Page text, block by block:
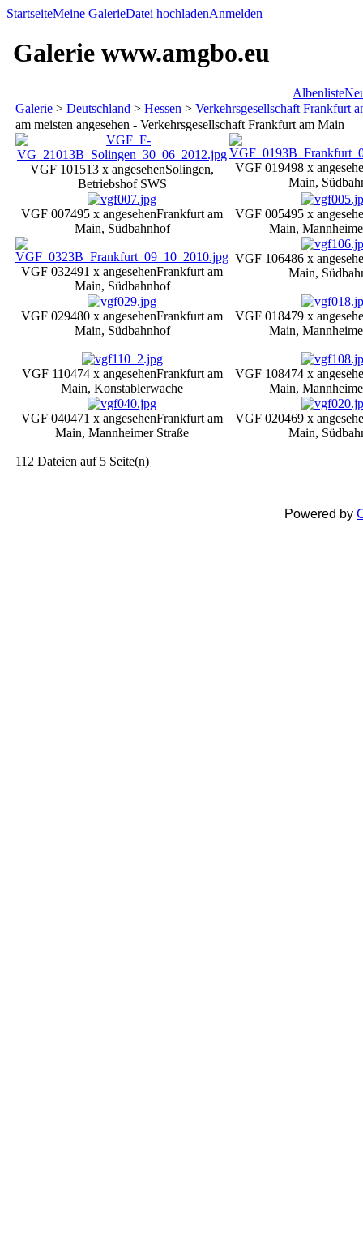
StartseiteMeine GalerieDatei hochladenAnmelden
Galerie www.amgbo.eu
Albenliste
Galerie > Deutschland > Hessen > Verkehrsgesellschaft Frankfurt
am meisten angesehen - Verkehrsgesellschaft Frankfurt am Main
VGF 101 513 x angesehenSolingen,
Betriebshof SWS
VGF 019498 x
Main,
VGF 007495 x angesehenFrankfurt am
Main, Südbahnhof
VGF 005495 x
Main,
VGF 032491 x angesehenFrankfurt am
Main, Südbahnhof
VGF 106486 x
Main,
VGF 029480 x angesehenFrankfurt am
Main, Südbahnhof
VGF 018479 x
Main,
VGF 110474 x angesehenFrankfurt am
Main, Konstablerwache
VGF 108474 x
Main,
VGF 040471 x angesehenFrankfurt am
Main, Mannheimer Straße
VGF 020469 x
Main,
112 Dateien auf 5 Seite(n)
Powered by